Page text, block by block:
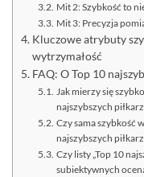
Mit 2: Szybkość to
Mit 3: Precyzja
Kluczowe atrybuty
wytrzymałość
FAQ: O Top 10
Jak mierzy się
najszybszych
Czy sama szybkość
najszybszych
Czy listy „Top 10
subiektywnych